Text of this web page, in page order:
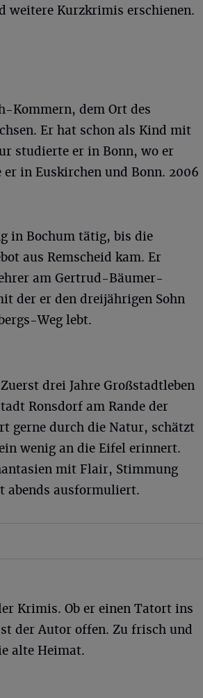
weitere Kurzkrimis erschienen.
Kommern, dem Ort des
Er hat schon als Kind mit
studierte er in Bonn, wo er
in Euskirchen und Bonn. 2006
in Bochum tätig, bis die
aus Remscheid kam. Er
am Gertrud-Bäumer-
der er den dreijährigen Sohn
Weg lebt.
drei Jahre Großstadtleben
Ronsdorf am Rande der
gerne durch die Natur, schätzt
wenig an die Eifel erinnert.
mit Flair, Stimmung
abends ausformuliert.
Krimis. Ob er einen Tatort ins
der Autor offen. Zu frisch und
alte Heimat.